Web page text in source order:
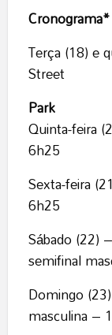
Cronograma*
Terça (18) e
Street
Park
Quinta-feira
6h25
Sexta-feira
6h25
Sábado (22)
semifinal
Domingo
masculina –